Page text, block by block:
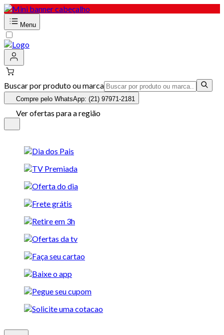
Menu
Buscar por produto ou marca
Compre pelo WhatsApp: (21) 97971-2181
Ver ofertas para a região